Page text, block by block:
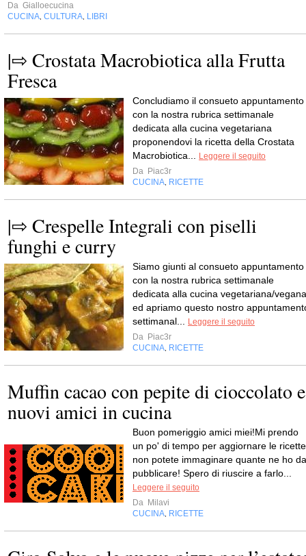
Da Gialloecucina
CUCINA CULTURA LIBRI
|⇨ Crostata Macrobiotica alla Frutta
Fresca
Concludiamo il consueto appuntamento
con la nostra rubrica settimanale
dedicata alla cucina vegetariana
proponendovi la ricetta della Crostata
Macrobiotica...
Leggere il seguito
Da Piac3r
CUCINA RICETTE
|⇨ Crespelle Integrali con piselli
funghi e curry
Siamo giunti al consueto appuntamento
con la nostra rubrica settimanale
dedicata alla cucina vegetariana/vegana
ed apriamo questo nostro
settimanal...
Leggere il seguito
Da Piac3r
CUCINA RICETTE
Muffin cacao con pepite di cioccolato e
nuovi amici in cucina
Buon pomeriggio amici miei!Mi prendo
un po' di tempo per aggiornare le
non potete immaginare quante ne ho da
pubblicare! Spero di riuscire a farlo...
Leggere il seguito
Da Milavi
CUCINA RICETTE